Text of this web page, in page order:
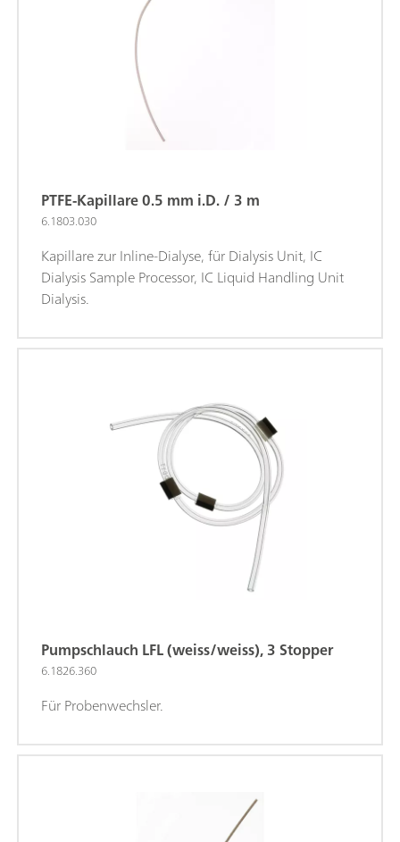
PTFE-Kapillare 0.5 mm i.D. / 3 m
6.1803.030
Kapillare zur Inline-Dialyse, für Dialysis Unit, IC
Dialysis Sample Processor, IC Liquid Handling Unit
Dialysis.
Pumpschlauch LFL (weiss/weiss), 3 Stopper
6.1826.360
Für Probenwechsler.